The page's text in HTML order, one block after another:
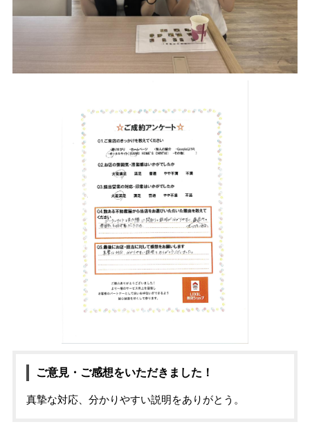
ご意見・ご感想をいただきました！
真摯な対応、分かりやすい説明をありがとう。